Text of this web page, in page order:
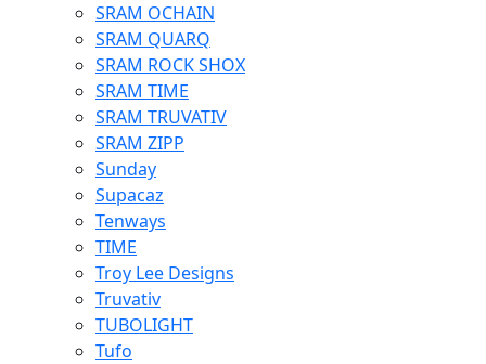
SRAM OCHAIN
SRAM QUARQ
SRAM ROCK SHOX
SRAM TIME
SRAM TRUVATIV
SRAM ZIPP
Sunday
Supacaz
Tenways
TIME
Troy Lee Designs
Truvativ
TUBOLIGHT
Tufo